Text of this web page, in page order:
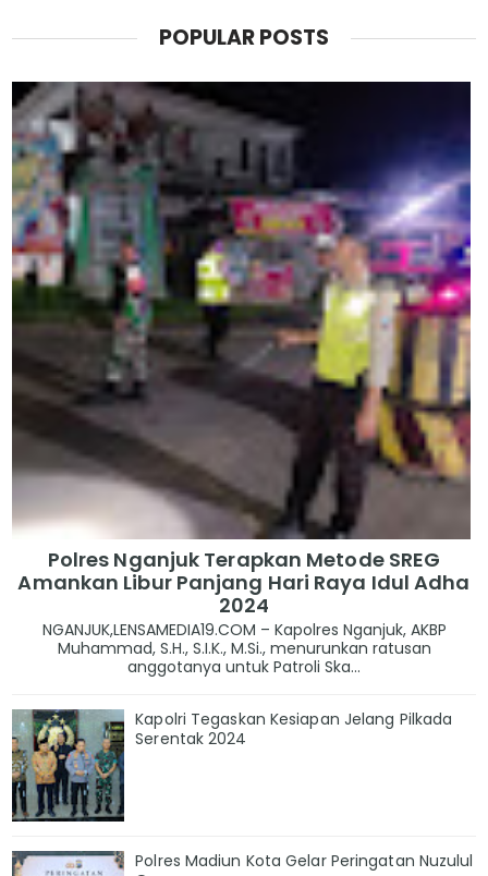
POPULAR POSTS
Polres Nganjuk Terapkan Metode SREG
Amankan Libur Panjang Hari Raya Idul Adha
2024
NGANJUK,LENSAMEDIA19.COM – Kapolres Nganjuk, AKBP
Muhammad, S.H., S.I.K., M.Si., menurunkan ratusan
anggotanya untuk Patroli Ska...
Kapolri Tegaskan Kesiapan Jelang Pilkada
Serentak 2024
Polres Madiun Kota Gelar Peringatan Nuzulul